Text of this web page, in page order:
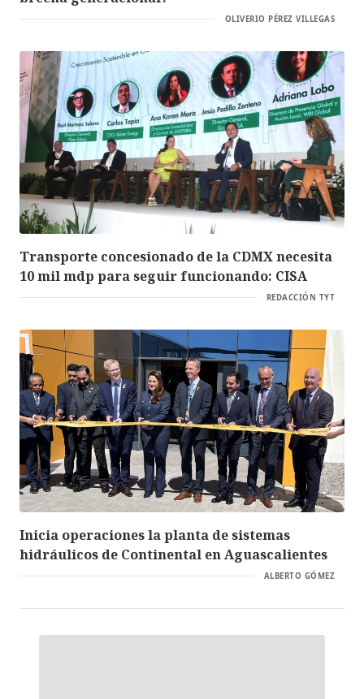
OLIVERIO PÉREZ VILLEGAS
Transporte concesionado de la CDMX necesita
10 mil mdp para seguir funcionando: CISA
REDACCIÓN TYT
Inicia operaciones la planta de sistemas
hidráulicos de Continental en Aguascalientes
ALBERTO GÓMEZ